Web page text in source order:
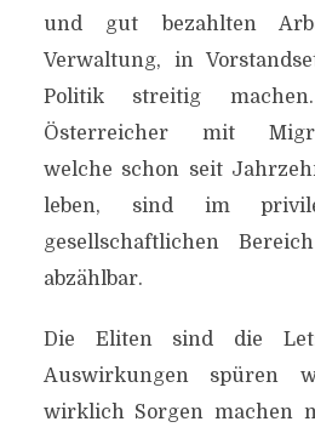
und gut bezahlten
Verwaltung, in
Politik streitig
Österreicher mit
welche schon seit
leben, sind im
gesellschaftlichen
abzählbar.
Die Eliten sind die
Auswirkungen spüren
wirklich Sorgen machen